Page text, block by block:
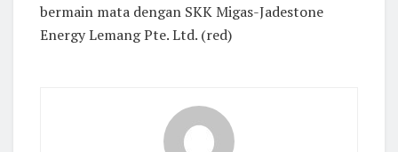
bermain mata dengan SKK Migas-Jadestone
Energy Lemang Pte. Ltd. (red)